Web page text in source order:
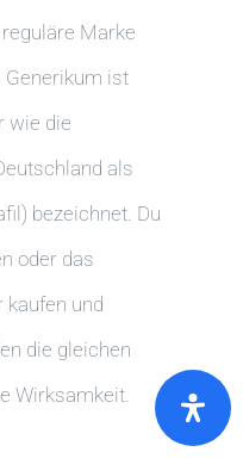
Marke
Generikum ist
wie die
als
bezeichnet. Du
oder das
kaufen und
die gleichen
Wirksamkeit.